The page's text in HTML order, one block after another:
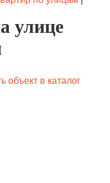
улице
объект в каталог